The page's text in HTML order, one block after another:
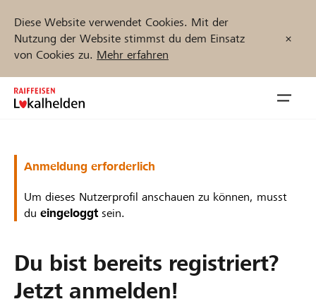
Diese Website verwendet Cookies. Mit der
Nutzung der Website stimmst du dem Einsatz
von Cookies zu. Mehr erfahren
Zum
Inhalt
Unterstützen
Jetzt starten
Anmeldung erforderlich
Um dieses Nutzerprofil anschauen zu können, musst
du eingeloggt sein.
Du bist bereits registriert?
Jetzt anmelden!